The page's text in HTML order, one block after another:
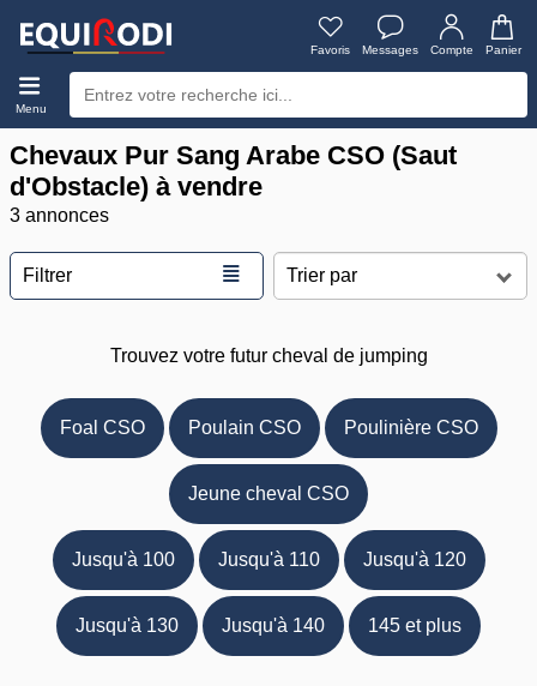
Favoris Messages Compte Panier
Menu
Chevaux Pur Sang Arabe CSO (Saut
d'Obstacle) à vendre
3 annonces
Filtrer ≣
Trouvez votre futur cheval de jumping
Foal CSO Poulain CSO Poulinière CSO
Jeune cheval CSO
Jusqu'à 100 Jusqu'à 110 Jusqu'à 120
Jusqu'à 130 Jusqu'à 140 145 et plus